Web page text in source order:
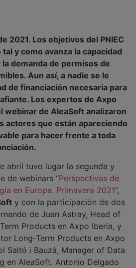
2021. Los objetivos del PNIEC
y como avanza la capacidad
demanda de permisos de
Aun así, a nadie se le
de financiación necesaria para
Los expertos de Axpo
webinar de AleaSoft analizaron
actores que están apareciendo
para hacer frente a toda
abril tuvo lugar la segunda y
de webinars “Perspectivas de
en Europa. Primavera 2021”,
y con la participación de dos
de Juan Astray, Head of
Products en Axpo Iberia, y
Long‑Term Products en Axpo
Saltó i Bauzà, Manager of Data
en AleaSoft. Antonio Delgado